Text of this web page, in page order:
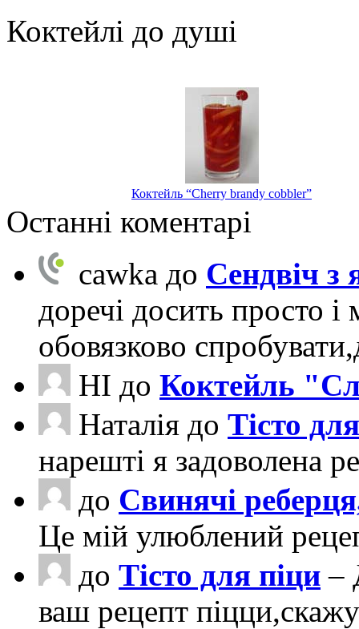
Коктейлі до душі
Коктейль “Cherry brandy cobbler”
Останні коментарі
cawka до Сендвіч з
доречі досить просто
обовязково
НІ до Коктейль
Наталія до Тісто
нарешті я задоволена
до Свинячі
Це мій улюблений
до Тісто для піци –
ваш рецепт